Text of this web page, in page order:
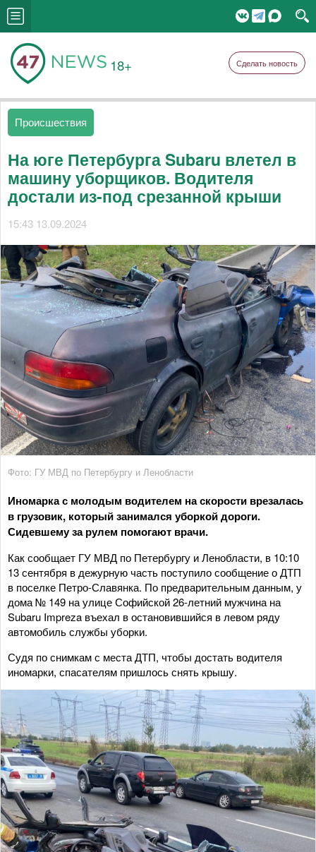
18+ Сделать новость
Происшествия
На юге Петербурга Subaru влетел в
машину уборщиков. Водителя
достали из-под срезанной крыши
15:43 13.09.2024
Фото: ГУ МВД по Петербургу и Ленобласти
Иномарка с молодым водителем на скорости врезалась
в грузовик, который занимался уборкой дороги.
Сидевшему за рулем помогают врачи.
Как сообщает ГУ МВД по Петербургу и Ленобласти, в 10:10
13 сентября в дежурную часть поступило сообщение о ДТП
в поселке Петро-Славянка. По предварительным данным, у
дома № 149 на улице Софийской 26-летний мужчина на
Subaru Impreza въехал в остановившийся в левом ряду
автомобиль службы уборки.
Судя по снимкам с места ДТП, чтобы достать водителя
иномарки, спасателям пришлось снять крышу.